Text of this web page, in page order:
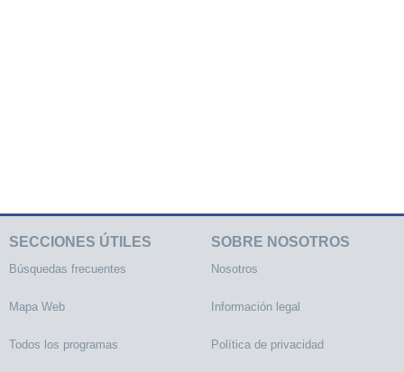
SECCIONES ÚTILES
Búsquedas frecuentes
Mapa Web
Todos los programas
SOBRE NOSOTROS
Nosotros
Información legal
Política de privacidad